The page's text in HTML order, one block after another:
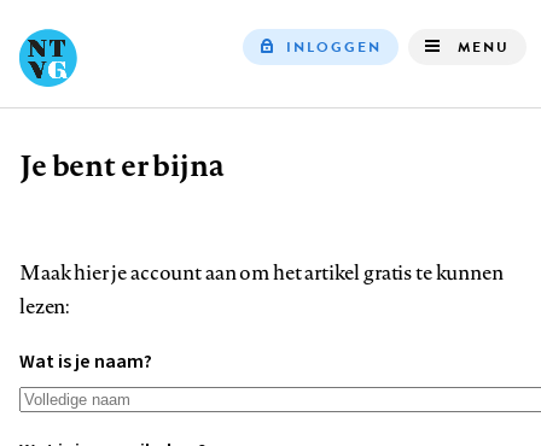
INLOGGEN MENU
Kruimelpad
Je bent er bijna
Maak hier je account aan om het artikel gratis te kunnen
lezen:
Wat is je naam?